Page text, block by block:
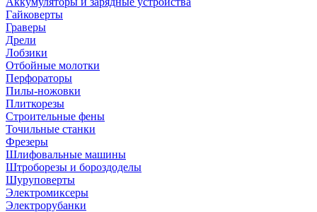
Гайковерты
Граверы
Дрели
Лобзики
Отбойные молотки
Перфораторы
Пилы-ножовки
Плиткорезы
Строительные фены
Точильные станки
Фрезеры
Шлифовальные машины
Штроборезы и бороздоделы
Шуруповерты
Электромиксеры
Электрорубанки